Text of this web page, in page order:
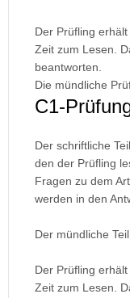
Der Prüfling
Zeit zum Lesen.
beantworten.
Die mündliche
C1-
Der schriftliche
den der Prüfling
Fragen zu dem
werden in den
Der mündliche
Der Prüfling
Zeit zum Lesen.